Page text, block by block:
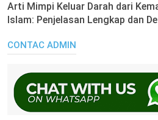
Arti Mimpi Keluar Darah dari
Islam: Penjelasan Lengkap dan
CONTAC ADMIN